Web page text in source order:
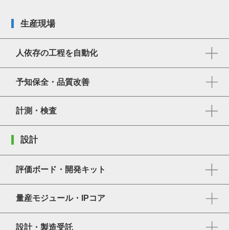
生産現場
人依存の工程を自動化
予知保全・品質改善
計測・検査
設計
評価ボード・開発キット
量産モジュール・IPコア
設計・製造受託